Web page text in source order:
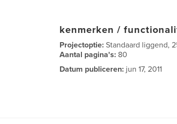
kenmerken /
Projectoptie:Standaard liggend,
Aantal pagina's: 80
Datum publiceren: jun 17, 2011